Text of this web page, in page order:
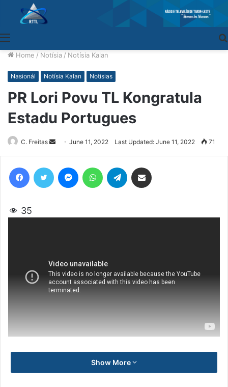
Home / Notísia / Notísia Kalan
Nasionál Notísia Kalan Notisias
PR Lori Povu TL Kongratula
Estadu Portugues
C. Freitas
Send
an
email
June 11, 2022 Last Updated: June 11, 2022 71
35
Show More